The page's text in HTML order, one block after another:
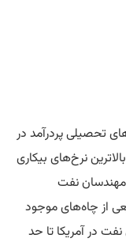
تحصیلی پردرآمد در
نرخ‌های بیکاری
مهندسان نفت
از چاه‌های موجود
در آمریکا تا حد